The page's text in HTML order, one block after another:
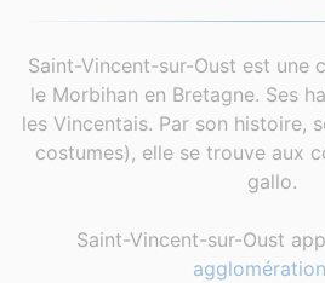
Saint-Vincent-sur-Oust est une
le Morbihan en Bretagne. Ses
les Vincentais. Par son histoire,
costumes), elle se trouve aux
gallo.
Saint-Vincent-sur-Oust
agglomération